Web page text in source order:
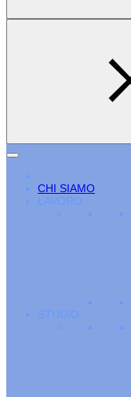
CHI SIAMO
LAVORO
STUDIO